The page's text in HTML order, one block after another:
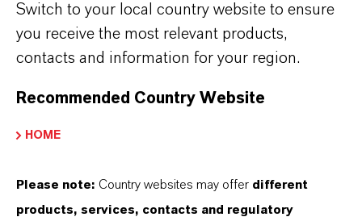
Switch to your local country website to ensure
you receive the most relevant products,
contacts and information for your region.
Recommended Country Website
HOME
Please note: Country websites may offer different
products, services, contacts and regulatory